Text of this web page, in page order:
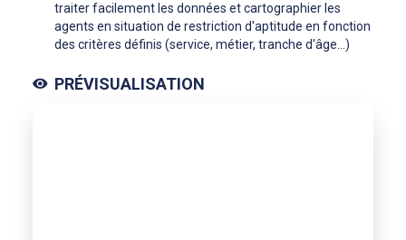
traiter facilement les données et cartographier les
agents en situation de restriction d'aptitude en fonction
des critères définis (service, métier, tranche d'âge…)
PRÉVISUALISATION